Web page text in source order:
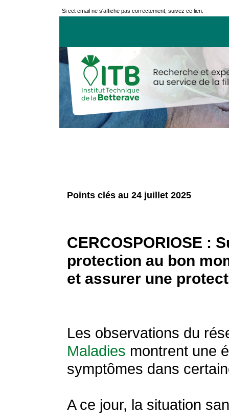
Si cet email ne s'affiche pas correctement, suivez ce lien.
Points clés au 24 juillet 2025
CERCOSPORIOSE :
protection au bon
et assurer une
Les observations du
Maladies montrent une
symptômes dans
A ce jour, la situation